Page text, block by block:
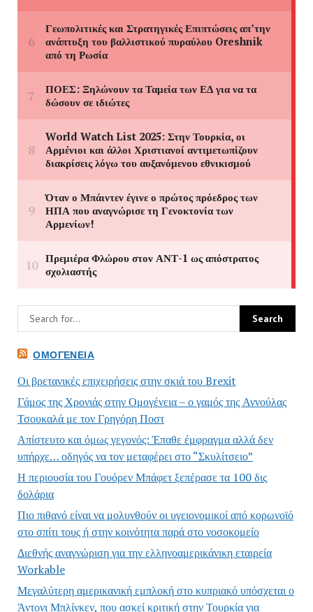
ΟΜΟΓΈΝΕΙΑ
Οι βρετανικές επιχειρήσεις στην σκιά του Brexit
Γάμος της Χρονιάς στην Ομογένεια – ο γαμός της Αννούλας
Τσουκαλά με τον Γρηγόρη Ποστ
Απίστευτο και όμως γεγονός: Έπαθε έμφραγμα αλλά δεν
υπήρχε… οδηγός να τον μεταφέρει στο “Σκυλίτσειο”
Η περιουσία του Γουόρεν Μπάφετ ξεπέρασε τα 100 δις
δολάρια
Πιο πιθανό είναι να μολυνθούν οι υγειονομικοί από κορωνοϊό
στο σπίτι τους ή στην κοινότητα παρά στο νοσοκομείο
Διεθνής αναγνώριση για την ελληνοαμερικάνικη εταιρεία
Workable
Μεγαλύτερη αμερικανική εμπλοκή στο κυπριακό υπόσχεται ο
Άντονι Μπλίνκεν, που ασκεί κριτική στην Τουρκία για